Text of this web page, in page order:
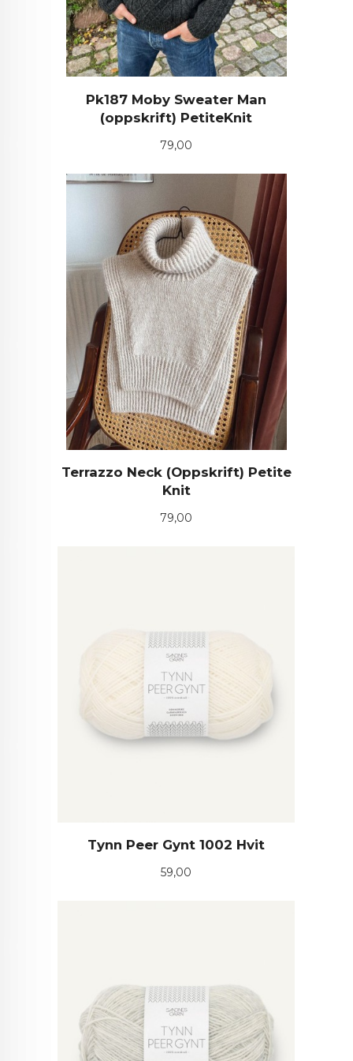
Pk187 Moby Sweater Man
(oppskrift) PetiteKnit
Pris
79,00
Terrazzo Neck (Oppskrift) Petite
Knit
Pris
79,00
Tynn Peer Gynt 1002 Hvit
Pris
59,00